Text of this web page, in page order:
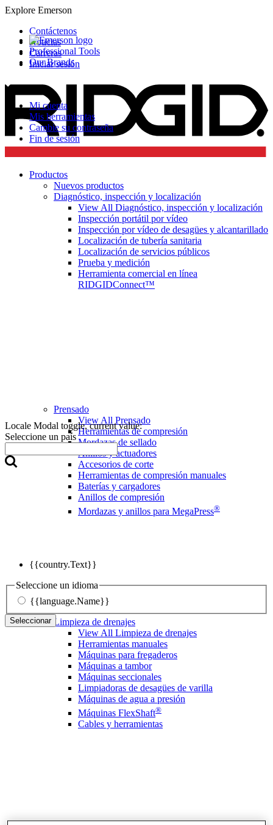
Explore Emerson
Professional Tools
Our Brands
Contáctenos
Noticias
Carreras
Iniciar sesión
Mi cuenta
Mis herramientas
Cambie su contraseña
Fin de sesión
Locale Modal toggle, current value:
Seleccione un país
{{country.Text}}
Seleccione un idioma
{{language.Name}}
Seleccionar
Productos
Nuevos productos
Diagnóstico, inspección y localización
View All Diagnóstico, inspección y localización
Inspección portátil por vídeo
Inspección por vídeo de desagües y alcantarillado
Localización de tubería sanitaria
Localización de servicios públicos
Prueba y medición
Herramienta comercial en línea
RIDGIDConnect™
Prensado
View All Prensado
Herramientas de compresión
Mordazas de sellado
Anillos y actuadores
Accesorios de corte
Herramientas de compresión manuales
Baterías y cargadores
Anillos de compresión
Mordazas y anillos para MegaPress®
Limpieza de drenajes
View All Limpieza de drenajes
Herramientas manuales
Máquinas para fregaderos
Máquinas a tambor
Máquinas seccionales
Limpiadoras de desagües de varilla
Máquinas de agua a presión
Máquinas FlexShaft®
Cables y herramientas